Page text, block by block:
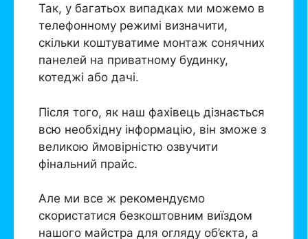
Так, у багатьох випадках ми можемо в
телефонному режимі визначити,
скільки коштуватиме монтаж сонячних
панелей на приватному будинку,
котеджі або дачі.
Після того, як наш фахівець дізнається
всю необхідну інформацію, він зможе з
великою ймовірністю озвучити
фінальний прайс.
Але ми все ж рекомендуємо
скористатися безкоштовним виїздом
нашого майстра для огляду об’єкта, а